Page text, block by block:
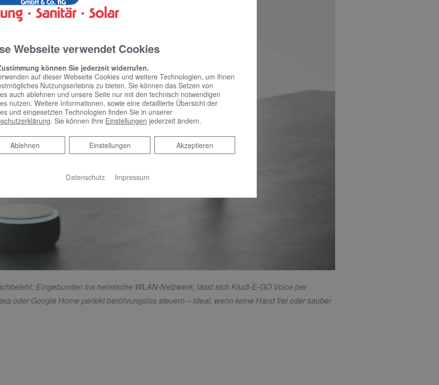
Eingebunden ins heimische WLAN-Netzwerk, lässt sich Kludi-E-GO Voice per
oder Google Home perfekt berührungslos steuern – ideal, wenn keine Hand frei oder sauber
Webseite verwendet Cookies
können Sie jederzeit widerrufen.
auf dieser Webseite Cookies und weitere Technologien, um Ihnen
Nutzungserlebnis zu bieten. Sie können das Setzen von
auch ablehnen und unsere Seite nur mit den technisch notwendigen
nutzen. Weitere Informationen, sowie eine detaillierte Übersicht der
und eingesetzten Technologien finden Sie in unserer
. Sie können Ihre Einstellungen jederzeit ändern.
Akzeptieren
Einstellungen
Ablehnen
Ablehnen
Datenschutz Impressum